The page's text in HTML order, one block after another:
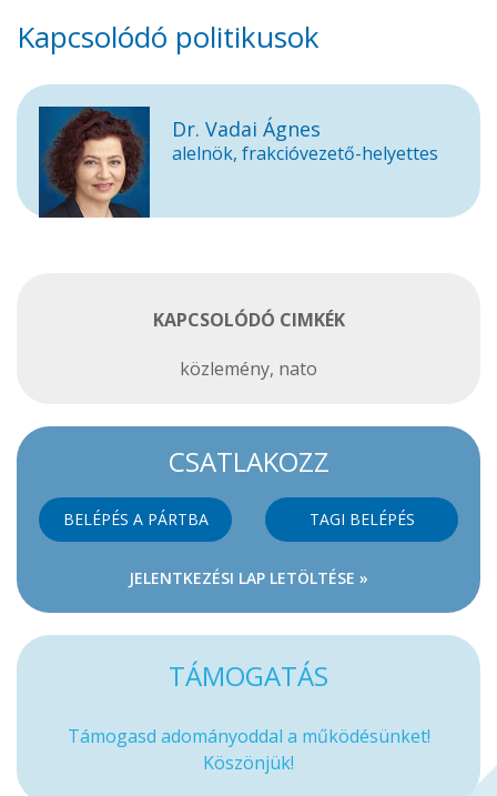
Kapcsolódó politikusok
Dr. Vadai Ágnes
alelnök, frakcióvezető-helyettes
KAPCSOLÓDÓ CIMKÉK
közlemény, nato
CSATLAKOZZ
BELÉPÉS A PÁRTBA TAGI BELÉPÉS
JELENTKEZÉSI LAP LETÖLTÉSE »
TÁMOGATÁS
Támogasd adományoddal a működésünket!
Köszönjük!